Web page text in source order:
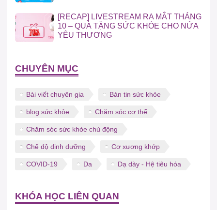
[RECAP] LIVESTREAM RA MẮT THÁNG
10 – QUÀ TẶNG SỨC KHỎE CHO NỬA
YÊU THƯƠNG
CHUYÊN MỤC
Bài viết chuyên gia Bản tin sức khỏe
blog sức khỏe Chăm sóc cơ thể
Chăm sóc sức khỏe chủ động
Chế độ dinh dưỡng Cơ xương khớp
COVID-19 Da Dạ dày - Hệ tiêu hóa
KHÓA HỌC LIÊN QUAN